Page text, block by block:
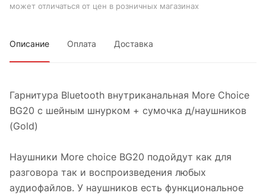
может отличаться от цен в розничных магазинах
Описание Оплата Доставка
Гарнитура Bluetooth внутриканальная More Choice
BG20 с шейным шнурком + сумочка д/наушников
(Gold)
Наушники More choice BG20 подойдут как для
разговора так и воспроизведения любых
аудиофайлов. У наушников есть функциональное